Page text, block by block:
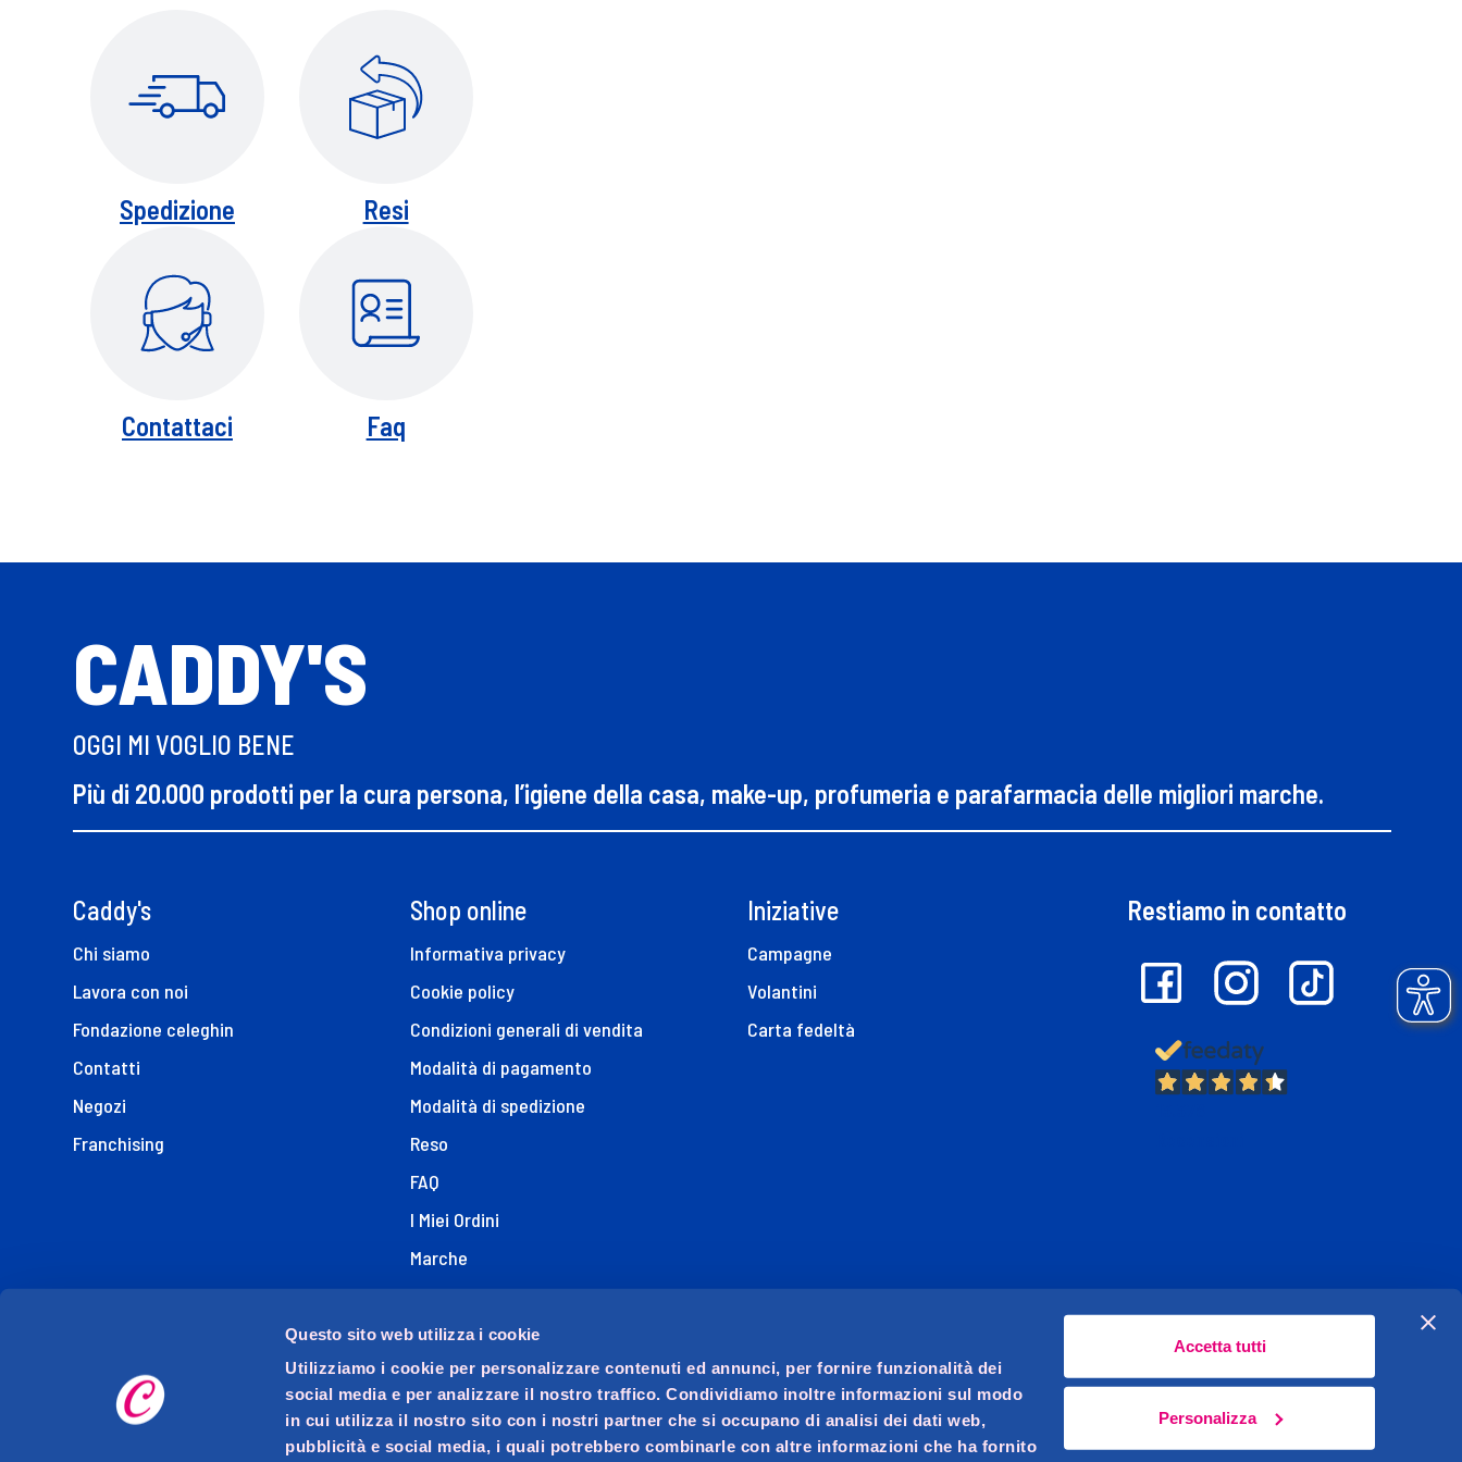
Questo sito web utilizza i cookie
Utilizziamo i cookie per personalizzare contenuti ed annunci, per fornire funzionalità dei
social media e per analizzare il nostro traffico. Condividiamo inoltre informazioni sul modo
in cui utilizza il nostro sito con i nostri partner che si occupano di analisi dei dati web,
pubblicità e social media, i quali potrebbero combinarle con altre informazioni che ha fornito
Accetta tutti
Personalizza
Spedizione Resi
Contattaci Faq
CADDY'S
OGGI MI VOGLIO BENE
Più di 20.000 prodotti per la cura persona, l’igiene della casa, make-up, profumeria e parafarmacia delle migliori marche.
Caddy's
Chi siamo
Lavora con noi
Fondazione celeghin
Contatti
Negozi
Franchising
Shop online
Informativa privacy
Cookie policy
Condizioni generali di vendita
Modalità di pagamento
Modalità di spedizione
Reso
FAQ
I Miei Ordini
Marche
Dichiarazione di Accessibilità
Iniziative
Campagne
Volantini
Carta fedeltà
Restiamo in contatto